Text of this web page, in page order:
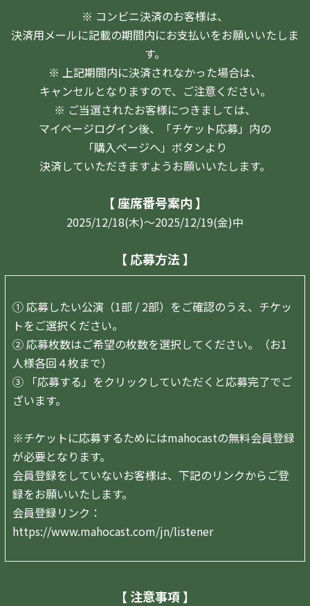
※ コンビニ決済のお客様は、
決済用メールに記載の期間内にお支払いをお願いいたしま
す。
※ 上記期間内に決済されなかった場合は、
キャンセルとなりますので、ご注意ください。
※ ご当選されたお客様につきましては、
マイページログイン後、「チケット応募」内の
「購入ページへ」ボタンより
決済していただきますようお願いいたします。
【 座席番号案内 】
2025/12/18(木)～2025/12/19(金)中
【 応募方法 】
① 応募したい公演（1部 / 2部）をご確認のうえ、チケッ
トをご選択ください。
② 応募枚数はご希望の枚数を選択してください。（お1
人様各回４枚まで）
③ 「応募する」をクリックしていただくと応募完了でご
ざいます。
※チケットに応募するためにはmahocastの無料会員登録
が必要となります。
会員登録をしていないお客様は、下記のリンクからご登
録をお願いいたします。
会員登録リンク：
https://www.mahocast.com/jn/listener
【 注意事項 】